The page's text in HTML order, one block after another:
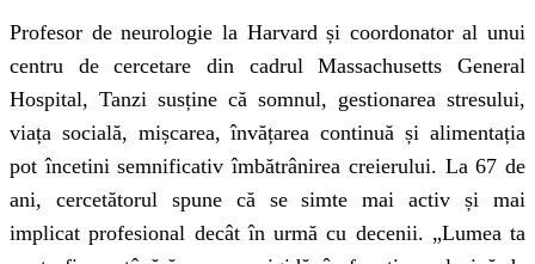
Profesor de neurologie la Harvard și coordonator al unui
centru de cercetare din cadrul Massachusetts General
Hospital, Tanzi susține că somnul, gestionarea stresului,
viața socială, mișcarea, învățarea continuă și alimentația
pot încetini semnificativ îmbătrânirea creierului. La 67 de
ani, cercetătorul spune că se simte mai activ și mai
implicat profesional decât în urmă cu decenii. „Lumea ta